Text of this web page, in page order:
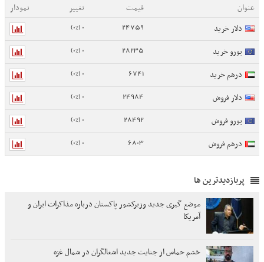
عنوان
قیمت تغییر
نمودار
دلار خرید
24759
0 (0%)
یورو خرید 28235
0 (0%)
درهم خرید 6741
0 (0%)
دلار فروش 24984
0 (0%)
یورو فروش 28492
0 (0%)
درهم فروش 6803
0 (0%)
پربازدیدترین ها
موضع گیری جدید وزیرکشور پاکستان درباره مذاکرات ایران و
آمریکا
خشم حماس از جنایت جدید اشغالگران در شمال غزه